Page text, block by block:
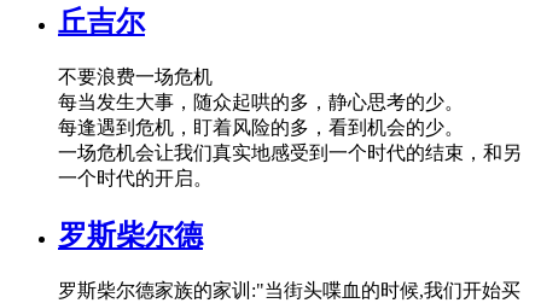
丘吉尔
不要浪费一场危机
每当发生大事，随众起哄的多，静心思考的少。
每逢遇到危机，盯着风险的多，看到机会的少。
一场危机会让我们真实地感受到一个时代的结束，和另
一个时代的开启。
罗斯柴尔德
罗斯柴尔德家族的家训:"当街头喋血的时候,我们开始买